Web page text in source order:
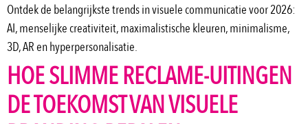
Ontdek de belangrijkste trends in visuele communicatie voor 2026:
AI, menselijke creativiteit, maximalistische kleuren, minimalisme,
3D, AR en hyperpersonalisatie.
HOE SLIMME RECLAME-UITINGEN
DE TOEKOMST VAN VISUELE